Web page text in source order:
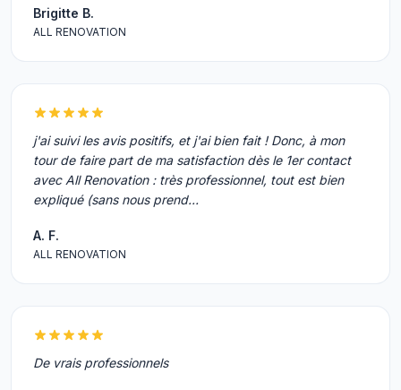
Brigitte B.
ALL RENOVATION
j'ai suivi les avis positifs, et j'ai bien fait ! Donc, à mon
tour de faire part de ma satisfaction dès le 1er contact
avec All Renovation : très professionnel, tout est bien
expliqué (sans nous prend…
A. F.
ALL RENOVATION
De vrais professionnels